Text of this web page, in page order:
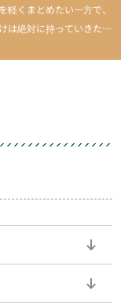
軽くまとめたい一方で、
は絶対に持っていきた